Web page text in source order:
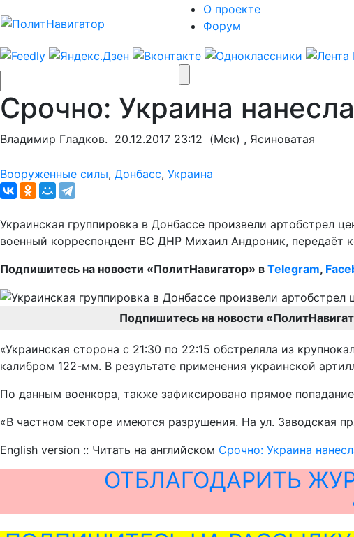
О проекте
Форум
Срочно: Украина
Владимир Гладков. 20.12.2017 23:12 (Мск) , Ясиноватая
Вооруженные силы, Донбасс, Украина
Украинская группировка в Донбассе произвели артобстрел
военный корреспондент ВС ДНР Михаил Андроник, передаёт
Подпишитесь на новости «ПолитНавигатор» в Telegram,
Подпишитесь на новости
«Украинская сторона с 21:30 по 22:15 обстреляла из
калибром 122-мм. В результате применения украинской
По данным военкора, также зафиксировано прямое
«В частном секторе имеются разрушения. На ул. Заводская
English version :: Читать на английском Срочно: Украина
ОТБЛАГОДАРИТЬ